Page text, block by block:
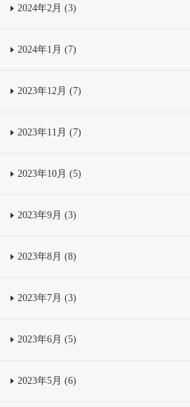
2024年2月 (3)
2024年1月 (7)
2023年12月 (7)
2023年11月 (7)
2023年10月 (5)
2023年9月 (3)
2023年8月 (8)
2023年7月 (3)
2023年6月 (5)
2023年5月 (6)